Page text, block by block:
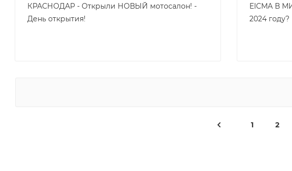
КРАСНОДАР - Открыли НОВЫЙ мотосалон! -
День открытия!
EIСМA В
2024 году?
1 2